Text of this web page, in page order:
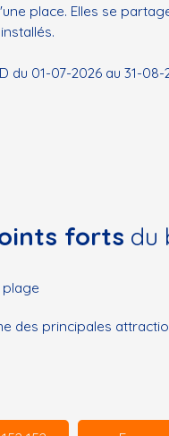
place. Elles se
du 01-07-2026 au 31-08-
forts du
plage
des principales